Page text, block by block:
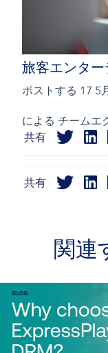
旅客エンタ
ポストする 17 5
による チームエ
共有
共有
関連